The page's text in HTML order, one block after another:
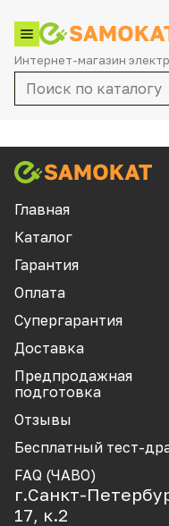
Интернет-магазин
По брендам
Aovo
Currus
CCL
Dualtron Minimotors
Electroway
Главная
Каталог
Гарантия
Оплата
Супергарантия
Доставка
Предпродажная
подготовка
Отзывы
Бесплатный тест-
FAQ (ЧАВО)
г.Санкт-
17, к.2